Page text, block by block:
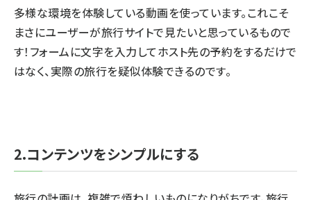
多様な環境を体験している動画を使っています。これこそ
まさにユーザーが旅行サイトで見たいと思っているもので
す！フォームに文字を入力してホスト先の予約をするだけで
はなく、実際の旅行を疑似体験できるのです。
2.コンテンツをシンプルにする